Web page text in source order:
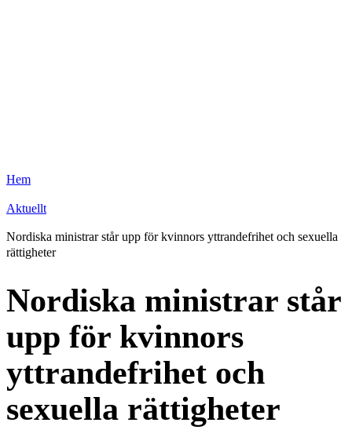
Hem
Aktuellt
Nordiska ministrar står upp för kvinnors yttrandefrihet och sexuella
rättigheter
Nordiska ministrar står
upp för kvinnors
yttrandefrihet och
sexuella rättigheter